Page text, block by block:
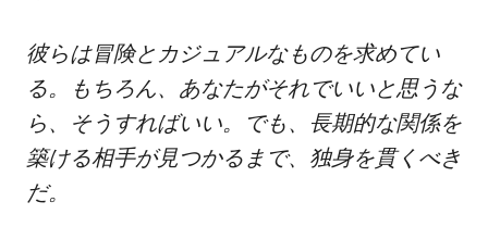
彼らは冒険とカジュアルなものを求めてい
る。もちろん、あなたがそれでいいと思うな
ら、そうすればいい。でも、長期的な関係を
築ける相手が見つかるまで、独身を貫くべき
だ。